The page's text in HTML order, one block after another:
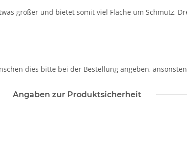
größer und bietet somit viel Fläche um Schmutz,
dies bitte bei der Bestellung angeben,
Angaben zur Produktsicherheit